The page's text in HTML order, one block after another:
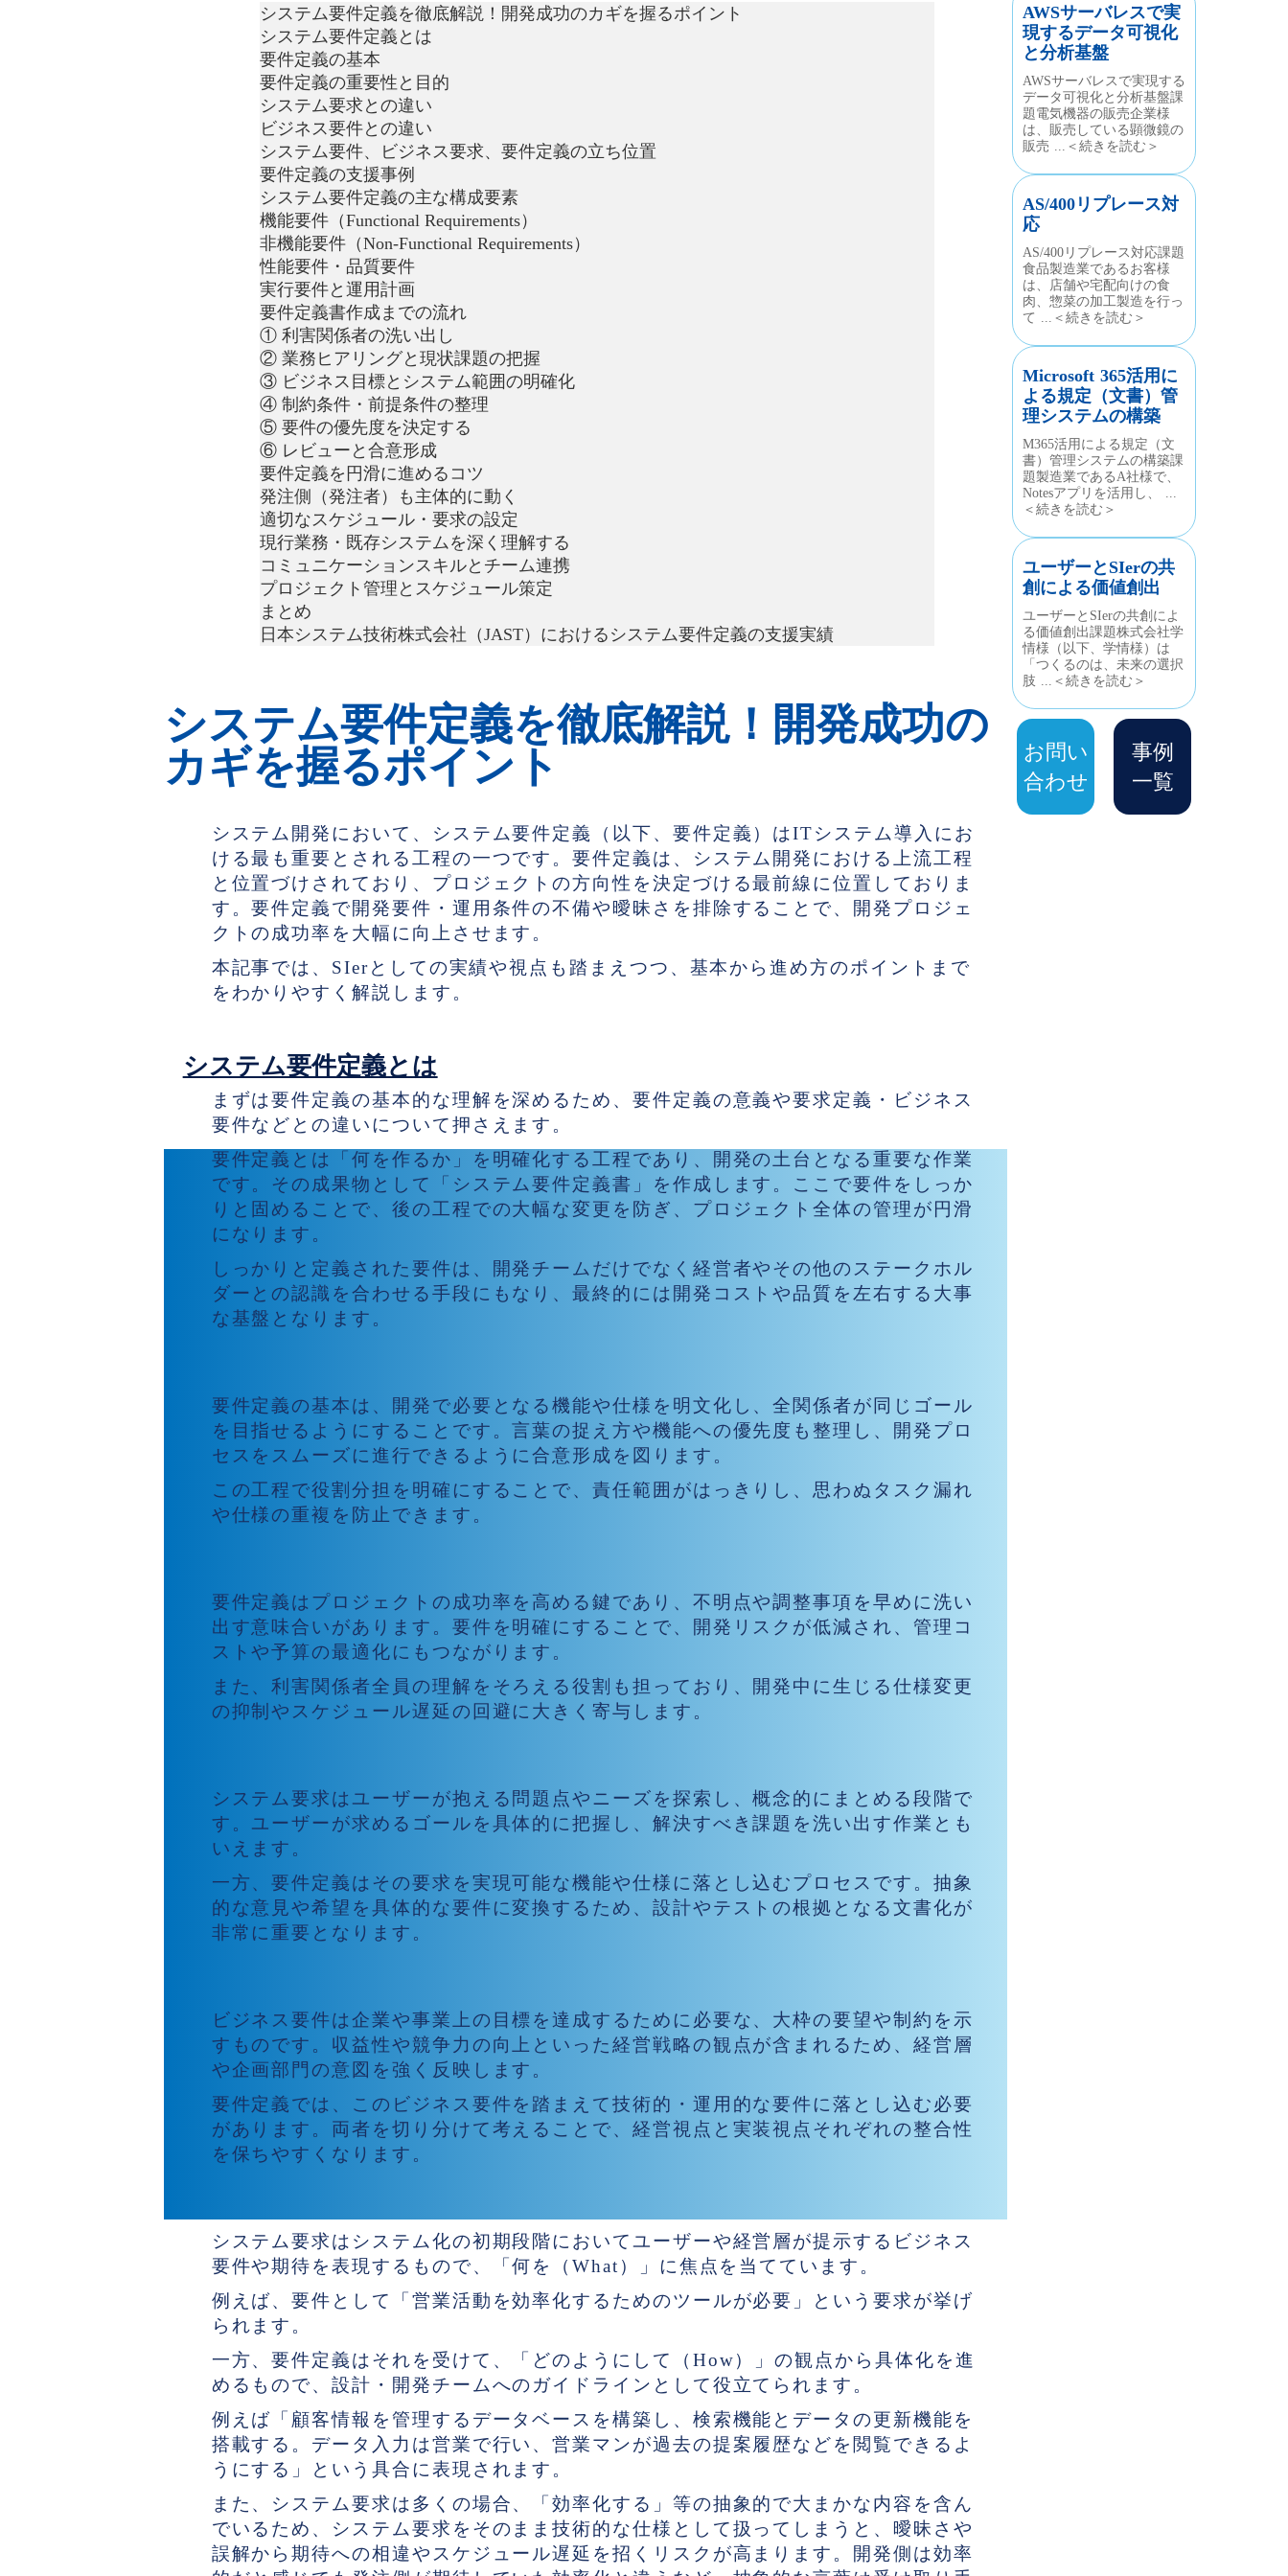
システム要件定義を徹底解説！開発成功のカギを握るポイント
システム要件定義とは
要件定義の基本
要件定義の重要性と目的
システム要求との違い
ビジネス要件との違い
システム要件、ビジネス要求、要件定義の立ち位置
要件定義の支援事例
システム要件定義の主な構成要素
機能要件（Functional Requirements）
非機能要件（Non-Functional Requirements）
性能要件・品質要件
実行要件と運用計画
要件定義書作成までの流れ
① 利害関係者の洗い出し
② 業務ヒアリングと現状課題の把握
③ ビジネス目標とシステム範囲の明確化
④ 制約条件・前提条件の整理
⑤ 要件の優先度を決定する
⑥ レビューと合意形成
要件定義を円滑に進めるコツ
発注側（発注者）も主体的に動く
適切なスケジュール・要求の設定
現行業務・既存システムを深く理解する
コミュニケーションスキルとチーム連携
プロジェクト管理とスケジュール策定
まとめ
日本システム技術株式会社（JAST）におけるシステム要件定義の支援実績
システム要件定義を徹底解説！開発成功の
カギを握るポイント
システム開発において、システム要件定義（以下、要件定義）はITシステム導入にお
ける最も重要とされる工程の一つです。要件定義は、システム開発における上流工程
と位置づけされており、プロジェクトの方向性を決定づける最前線に位置しておりま
す。要件定義で開発要件・運用条件の不備や曖昧さを排除することで、開発プロジェ
クトの成功率を大幅に向上させます。
本記事では、SIerとしての実績や視点も踏まえつつ、基本から進め方のポイントまで
をわかりやすく解説します。
システム要件定義とは
まずは要件定義の基本的な理解を深めるため、要件定義の意義や要求定義・ビジネス
要件などとの違いについて押さえます。
要件定義とは「何を作るか」を明確化する工程であり、開発の土台となる重要な作業
です。その成果物として「システム要件定義書」を作成します。ここで要件をしっか
りと固めることで、後の工程での大幅な変更を防ぎ、プロジェクト全体の管理が円滑
になります。
しっかりと定義された要件は、開発チームだけでなく経営者やその他のステークホル
ダーとの認識を合わせる手段にもなり、最終的には開発コストや品質を左右する大事
な基盤となります。
要件定義の基本は、開発で必要となる機能や仕様を明文化し、全関係者が同じゴール
を目指せるようにすることです。言葉の捉え方や機能への優先度も整理し、開発プロ
セスをスムーズに進行できるように合意形成を図ります。
この工程で役割分担を明確にすることで、責任範囲がはっきりし、思わぬタスク漏れ
や仕様の重複を防止できます。
要件定義はプロジェクトの成功率を高める鍵であり、不明点や調整事項を早めに洗い
出す意味合いがあります。要件を明確にすることで、開発リスクが低減され、管理コ
ストや予算の最適化にもつながります。
また、利害関係者全員の理解をそろえる役割も担っており、開発中に生じる仕様変更
の抑制やスケジュール遅延の回避に大きく寄与します。
システム要求はユーザーが抱える問題点やニーズを探索し、概念的にまとめる段階で
す。ユーザーが求めるゴールを具体的に把握し、解決すべき課題を洗い出す作業とも
いえます。
一方、要件定義はその要求を実現可能な機能や仕様に落とし込むプロセスです。抽象
的な意見や希望を具体的な要件に変換するため、設計やテストの根拠となる文書化が
非常に重要となります。
ビジネス要件は企業や事業上の目標を達成するために必要な、大枠の要望や制約を示
すものです。収益性や競争力の向上といった経営戦略の観点が含まれるため、経営層
や企画部門の意図を強く反映します。
要件定義では、このビジネス要件を踏まえて技術的・運用的な要件に落とし込む必要
があります。両者を切り分けて考えることで、経営視点と実装視点それぞれの整合性
を保ちやすくなります。
システム要求はシステム化の初期段階においてユーザーや経営層が提示するビジネス
要件や期待を表現するもので、「何を（What）」に焦点を当てています。
例えば、要件として「営業活動を効率化するためのツールが必要」という要求が挙げ
られます。
一方、要件定義はそれを受けて、「どのようにして（How）」の観点から具体化を進
めるもので、設計・開発チームへのガイドラインとして役立てられます。
例えば「顧客情報を管理するデータベースを構築し、検索機能とデータの更新機能を
搭載する。データ入力は営業で行い、営業マンが過去の提案履歴などを閲覧できるよ
うにする」という具合に表現されます。
また、システム要求は多くの場合、「効率化する」等の抽象的で大まかな内容を含ん
でいるため、システム要求をそのまま技術的な仕様として扱ってしまうと、曖昧さや
誤解から期待への相違やスケジュール遅延を招くリスクが高まります。開発側は効率
AWSサーバレスで実
現するデータ可視化
と分析基盤
AWSサーバレスで実現する
データ可視化と分析基盤課
題電気機器の販売企業様
は、販売している顕微鏡の
販売 ...＜続きを読む＞
AS/400リプレース対
応
AS/400リプレース対応課題
食品製造業であるお客様
は、店舗や宅配向けの食
肉、惣菜の加工製造を行っ
て ...＜続きを読む＞
Microsoft 365活用に
よる規定（文書）管
理システムの構築
M365活用による規定（文
書）管理システムの構築課
題製造業であるA社様で、
Notesアプリを活用し、 ...
＜続きを読む＞
ユーザーとSIerの共
創による価値創出
ユーザーとSIerの共創によ
る価値創出課題株式会社学
情様（以下、学情様）は
「つくるのは、未来の選択
肢 ...＜続きを読む＞
お問い
合わせ
事例
一覧